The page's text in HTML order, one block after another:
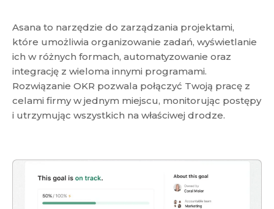
Asana to narzędzie do zarządzania projektami,
które umożliwia organizowanie zadań, wyświetlanie
ich w różnych formach, automatyzowanie oraz
integrację z wieloma innymi programami.
Rozwiązanie OKR pozwala połączyć Twoją pracę z
celami firmy w jednym miejscu, monitorując postępy
i utrzymując wszystkich na właściwej drodze.